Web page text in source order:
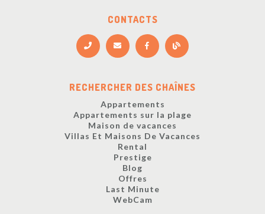
CONTACTS
RECHERCHER DES CHAÎNES
Appartements
Appartements sur la plage
Maison de vacances
Villas Et Maisons De Vacances
Rental
Prestige
Blog
Offres
Last Minute
WebCam